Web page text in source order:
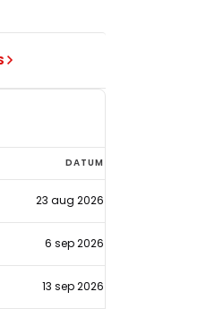
DATUM
23 aug 2026
6 sep 2026
13 sep 2026